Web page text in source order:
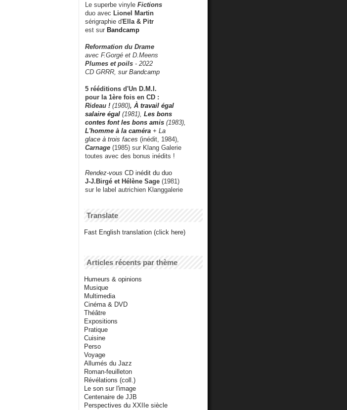
Le superbe vinyle Fictions
duo avec Lionel Martin
sérigraphie d'Ella & Pitr
est sur Bandcamp
Reformation du Drame
avec F.Gorgé et D.Meens
Plumes et poils - 2022
CD GRRR, sur Bandcamp
5 rééditions d'Un D.M.I.
pour la 1ère fois en CD :
Rideau ! (1980), À travail égal
salaire égal (1981), Les bons
contes font les bons amis (1983),
L'homme à la caméra + La
glace à trois faces (inédit, 1984),
Carnage (1985) sur Klang Galerie
toutes avec des bonus inédits !
Rendez-vous CD inédit du duo
J-J.Birgé et Hélène Sage (1981)
sur le label autrichien Klanggalerie
Translate
Fast English translation (click here)
Articles récents par thème
Humeurs & opinions
Musique
Multimedia
Cinéma & DVD
Théâtre
Expositions
Pratique
Cuisine
Perso
Voyage
Allumés du Jazz
Roman-feuilleton
Révélations (coll.)
Le son sur l'image
Centenaire de JJB
Perspectives du XXIIe siècle